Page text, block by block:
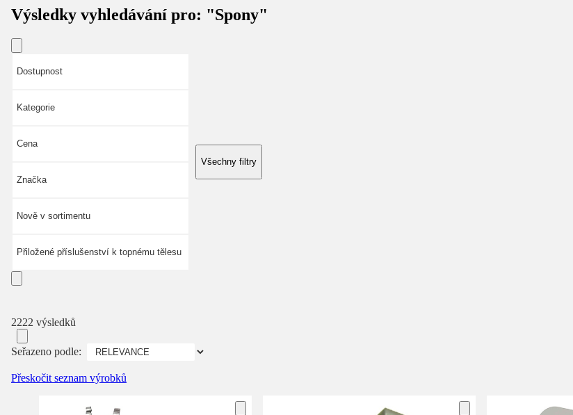
Výsledky vyhledávání pro: "Spony"
Dostupnost
Kategorie
Cena
Značka
Nově v sortimentu
Přiložené příslušenství k topnému tělesu
Všechny filtry
2222 výsledků
Seřazeno podle:
Přeskočit seznam výrobků